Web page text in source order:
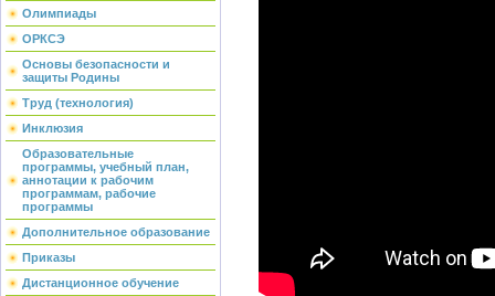
Олимпиады
ОРКСЭ
Основы безопасности и
защиты Родины
Труд (технология)
Инклюзия
Образовательные
программы, учебный план,
аннотации к рабочим
программам, рабочие
программы
Дополнительное образование
Приказы
Дистанционное обучение